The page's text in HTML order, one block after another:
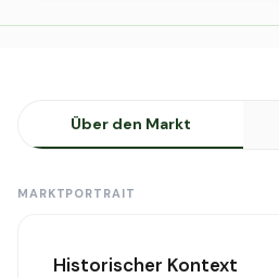
Über den Markt
MARKTPORTRAIT
Historischer Kontext